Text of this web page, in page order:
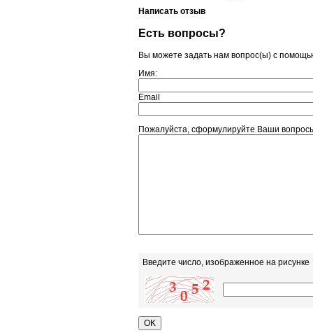
Написать отзыв
Есть вопросы?
Вы можете задать нам вопрос(ы) с
Имя:
Email
Пожалуйста, сформулируйте Ваши
Введите число, изображенное на рисунке